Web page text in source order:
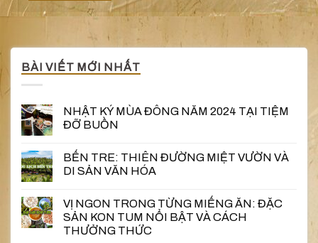
BÀI VIẾT MỚI NHẤT
NHẬT KÝ MÙA ĐÔNG NĂM 2024 TẠI TIỆM
ĐỠ BUỒN
BẾN TRE: THIÊN ĐƯỜNG MIỆT VƯỜN VÀ
DI SẢN VĂN HÓA
VỊ NGON TRONG TỪNG MIẾNG ĂN: ĐẶC
SẢN KON TUM NỔI BẬT VÀ CÁCH
THƯỞNG THỨC